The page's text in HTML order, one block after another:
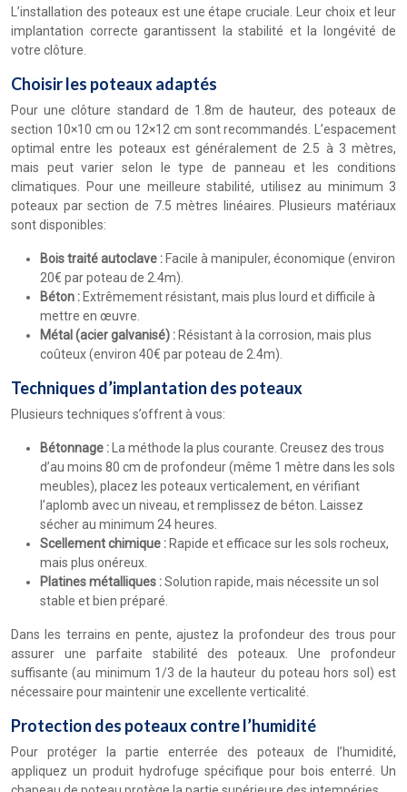
L’installation des poteaux est une étape cruciale. Leur choix et leur
implantation correcte garantissent la stabilité et la longévité de
votre clôture.
Choisir les poteaux adaptés
Pour une clôture standard de 1.8m de hauteur, des poteaux de
section 10×10 cm ou 12×12 cm sont recommandés. L’espacement
optimal entre les poteaux est généralement de 2.5 à 3 mètres,
mais peut varier selon le type de panneau et les conditions
climatiques. Pour une meilleure stabilité, utilisez au minimum 3
poteaux par section de 7.5 mètres linéaires. Plusieurs matériaux
sont disponibles:
Bois traité autoclave : Facile à manipuler, économique (environ
20€ par poteau de 2.4m).
Béton : Extrêmement résistant, mais plus lourd et difficile à
mettre en œuvre.
Métal (acier galvanisé) : Résistant à la corrosion, mais plus
coûteux (environ 40€ par poteau de 2.4m).
Techniques d’implantation des poteaux
Plusieurs techniques s’offrent à vous:
Bétonnage :
La méthode la plus courante. Creusez des trous
d’au moins 80 cm de profondeur (même 1 mètre dans les sols
meubles), placez les poteaux verticalement, en vérifiant
l’aplomb avec un niveau, et remplissez de béton. Laissez
sécher au minimum 24 heures.
Scellement chimique : Rapide et efficace sur les sols rocheux,
mais plus onéreux.
Platines métalliques :Solution rapide, mais nécessite un sol
stable et bien préparé.
Dans les terrains en pente, ajustez la profondeur des trous pour
assurer une parfaite stabilité des poteaux. Une profondeur
suffisante (au minimum 1/3 de la hauteur du poteau hors sol) est
nécessaire pour maintenir une excellente verticalité.
Protection des poteaux contre l’humidité
Pour protéger la partie enterrée des poteaux de l’humidité,
appliquez un produit hydrofuge spécifique pour bois enterré. Un